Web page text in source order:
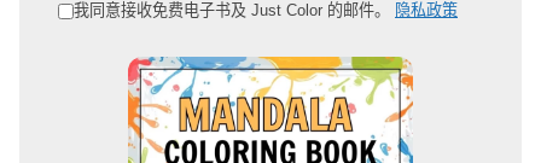
邮我同意接收免费电子书及 Just Color 的邮件。 隐私政策